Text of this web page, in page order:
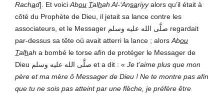
Rachad]. Et voici Abou Talhah Al-‘Ansariyyalors qu’il était à
côté du Prophète de Dieu, il jetait sa lance contre les
associateurs, et le Messager صلَّى الله عليه وسلم regardait
par-dessus sa tête où avait atterri la lance ; alors Abou
Talhah a bombé le torse afin de protéger le Messager de
Dieu صلَّى الله عليه وسلم et a dit : « Je t’aime plus que mon
père et ma mère ô Messager de Dieu ! Ne te montre pas afin
que tu ne sois pas atteint par une flèche, je préfère être